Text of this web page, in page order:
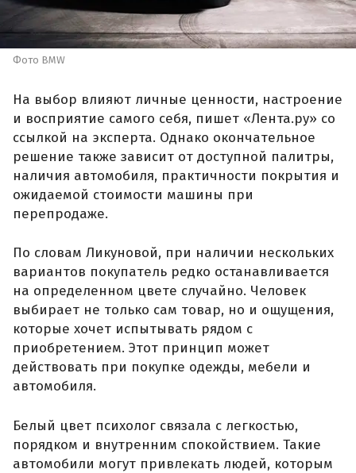
Фото BMW
На выбор влияют личные ценности, настроение
и восприятие самого себя, пишет «Лента.ру» со
ссылкой на эксперта. Однако окончательное
решение также зависит от доступной палитры,
наличия автомобиля, практичности покрытия и
ожидаемой стоимости машины при
перепродаже.
По словам Ликуновой, при наличии нескольких
вариантов покупатель редко останавливается
на определенном цвете случайно. Человек
выбирает не только сам товар, но и ощущения,
которые хочет испытывать рядом с
приобретением. Этот принцип может
действовать при покупке одежды, мебели и
автомобиля.
Белый цвет психолог связала с легкостью,
порядком и внутренним спокойствием. Такие
автомобили могут привлекать людей, которым